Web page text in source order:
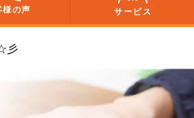
様の声 サービス
彡